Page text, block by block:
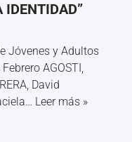
IDENTIDAD”
Jóvenes y Adultos
AGOSTI,
David
Leer más »